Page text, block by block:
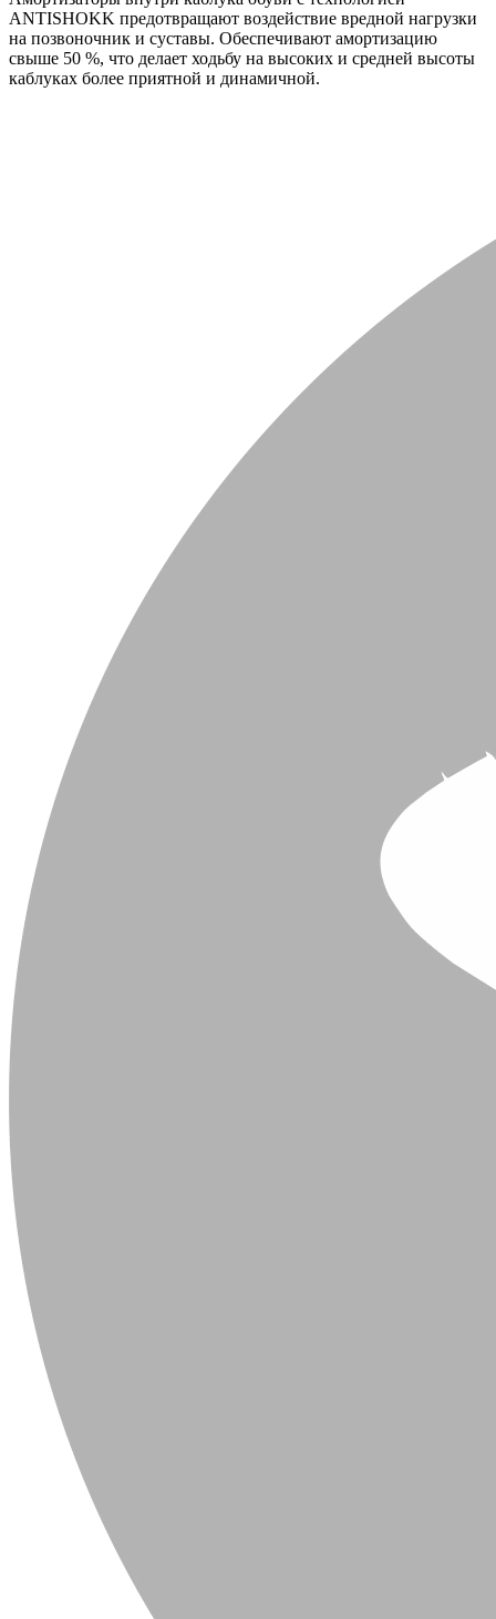
ANTISHOKK предотвращают воздействие вредной нагрузки
на позвоночник и суставы. Обеспечивают амортизацию
свыше 50 %, что делает ходьбу на высоких и средней высоты
каблуках более приятной и динамичной.